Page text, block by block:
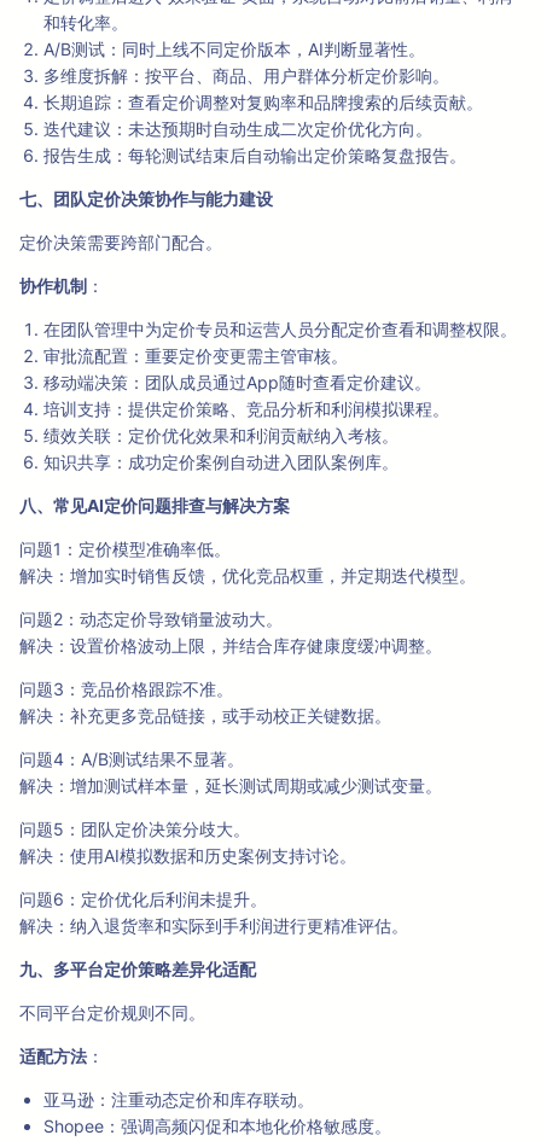
和转化率。
A/B测试：同时上线不同定价版本，AI判断显著性。
多维度拆解：按平台、商品、用户群体分析定价影响。
长期追踪：查看定价调整对复购率和品牌搜索的后续贡献。
迭代建议：未达预期时自动生成二次定价优化方向。
报告生成：每轮测试结束后自动输出定价策略复盘报告。
七、团队定价决策协作与能力建设
定价决策需要跨部门配合。
协作机制 ：
在团队管理中为定价专员和运营人员分配定价查看和调整权限。
审批流配置：重要定价变更需主管审核。
移动端决策：团队成员通过App随时查看定价建议。
培训支持：提供定价策略、竞品分析和利润模拟课程。
绩效关联：定价优化效果和利润贡献纳入考核。
知识共享：成功定价案例自动进入团队案例库。
八、常见AI定价问题排查与解决方案
问题1：定价模型准确率低。
解决：增加实时销售反馈，优化竞品权重，并定期迭代模型。
问题2：动态定价导致销量波动大。
解决：设置价格波动上限，并结合库存健康度缓冲调整。
问题3：竞品价格跟踪不准。
解决：补充更多竞品链接，或手动校正关键数据。
问题4：A/B测试结果不显著。
解决：增加测试样本量，延长测试周期或减少测试变量。
问题5：团队定价决策分歧大。
解决：使用AI模拟数据和历史案例支持讨论。
问题6：定价优化后利润未提升。
解决：纳入退货率和实际到手利润进行更精准评估。
九、多平台定价策略差异化适配
不同平台定价规则不同。
适配方法 ：
亚马逊：注重动态定价和库存联动。
Shopee：强调高频闪促和本地化价格敏感度。